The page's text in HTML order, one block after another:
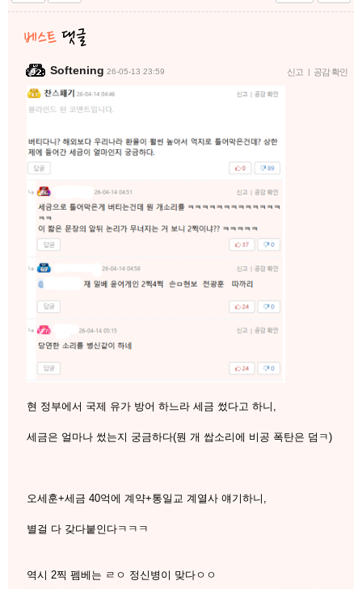
Softening 26-05-13 23:59 신고 공감 확인
현 정부에서 국제 유가 방어 하느라 세금 썼다고 하니,
세금은 얼마나 썼는지 궁금하다(뭔 개 쌉소리에 비공 폭탄은 덤ㅋ)
오세훈+세금 40억에 계약+통일교 계열사 얘기하니,
별걸 다 갖다붙인다ㅋㅋㅋ
역시 2찍 펨베는 ㄹㅇ 정신병이 맞다ㅇㅇ